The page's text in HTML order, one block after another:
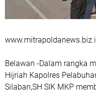
Belawan -Dalam rangka
Hijriah Kapolres
Silaban,SH SIK MKP